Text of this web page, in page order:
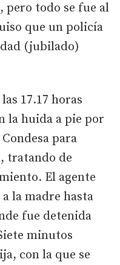
pero todo se fue al
que un policía
(jubilado)
17.17 horas
la huida a pie por
para
tratando de
El agente
la madre hasta
fue detenida
minutos
con la que se